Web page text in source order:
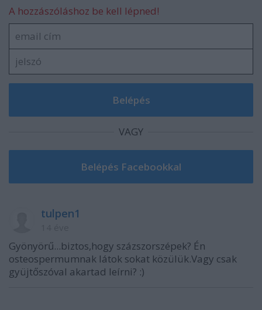
A hozzászóláshoz be kell lépned!
VAGY
tulpen1
Gyönyörű...biztos,hogy százszorszépek? Én
osteospermumnak látok sokat közülük.Vagy csak
gyüjtőszóval akartad leírni? :)